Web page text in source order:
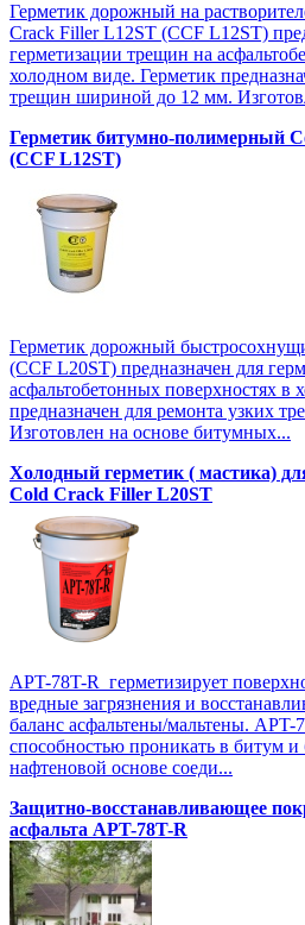
Герметик дорожный на
Crack Filler L12SТ (CCF L12SТ)
герметизации трещин на
холодном виде. Герметик
трещин шириной до 12 мм.
Герметик битумно-полимерный
(CCF L12SТ)
Герметик дорожный
(CCF L20SТ) предназначен для
асфальтобетонных поверхностях в
предназначен для ремонта узких
Изготовлен на основе битумных...
Холодный герметик ( мастика)
Cold Crack Filler L20SТ
APT-78T-R герметизирует
вредные загрязнения и
баланс асфальтены/мальтены. APT-
способностью проникать в битум и
нафтеновой основе соеди...
Защитно-восстанавливающее
асфальта APT-78T-R